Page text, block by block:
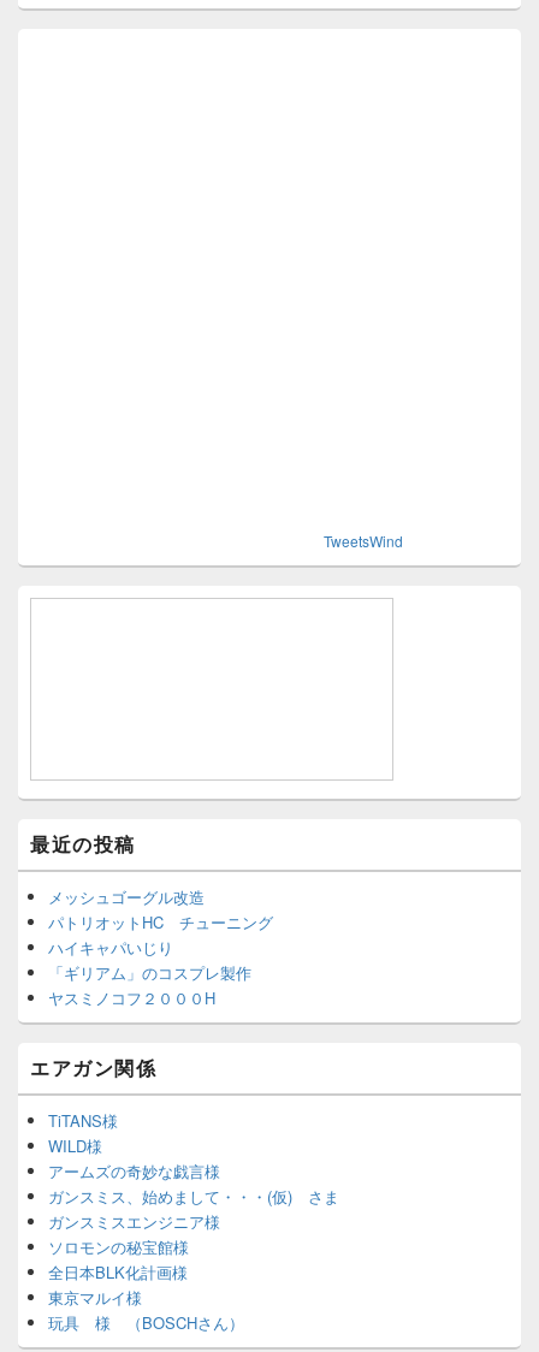
TweetsWind
最近の投稿
メッシュゴーグル改造
パトリオットHC チューニング
ハイキャパいじり
「ギリアム」のコスプレ製作
ヤスミノコフ２０００H
エアガン関係
TiTANS様
WILD様
アームズの奇妙な戯言様
ガンスミス、始めまして・・・(仮) さま
ガンスミスエンジニア様
ソロモンの秘宝館様
全日本BLK化計画様
東京マルイ様
玩具 様 （BOSCHさん）